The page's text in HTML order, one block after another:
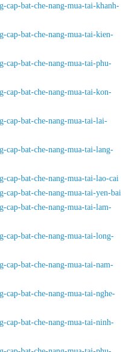
cap-bat-che-nang-mua-tai-khanh-
cap-bat-che-nang-mua-tai-kien-
cap-bat-che-nang-mua-tai-phu-
cap-bat-che-nang-mua-tai-kon-
cap-bat-che-nang-mua-tai-lai-
cap-bat-che-nang-mua-tai-lang-
cap-bat-che-nang-mua-tai-lao-cai
cap-bat-che-nang-mua-tai-yen-bai
cap-bat-che-nang-mua-tai-lam-
cap-bat-che-nang-mua-tai-long-
cap-bat-che-nang-mua-tai-nam-
cap-bat-che-nang-mua-tai-nghe-
cap-bat-che-nang-mua-tai-ninh-